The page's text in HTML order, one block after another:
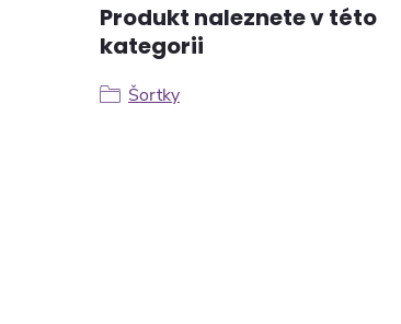
Produkt naleznete v této
kategorii
Šortky